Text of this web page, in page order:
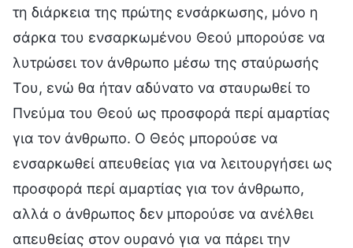
τη διάρκεια της πρώτης ενσάρκωσης, μόνο η
σάρκα του ενσαρκωμένου Θεού μπορούσε να
λυτρώσει τον άνθρωπο μέσω της σταύρωσής
Του, ενώ θα ήταν αδύνατο να σταυρωθεί το
Πνεύμα του Θεού ως προσφορά περί αμαρτίας
για τον άνθρωπο. Ο Θεός μπορούσε να
ενσαρκωθεί απευθείας για να λειτουργήσει ως
προσφορά περί αμαρτίας για τον άνθρωπο,
αλλά ο άνθρωπος δεν μπορούσε να ανέλθει
απευθείας στον ουρανό για να πάρει την